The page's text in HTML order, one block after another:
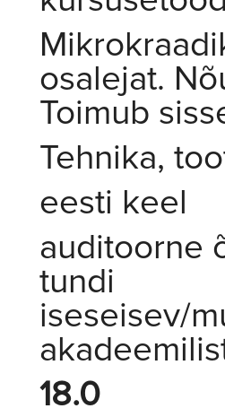
osalejat.
Toimub
Tehnika,
eesti keel
auditoorne
tundi
iseseisev/
18.0